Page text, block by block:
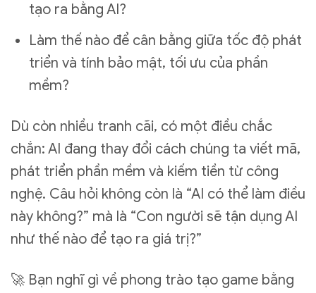
tạo ra bằng AI?
Làm thế nào để cân bằng giữa tốc độ phát
triển và tính bảo mật, tối ưu của phần
mềm?
Dù còn nhiều tranh cãi, có một điều chắc
chắn: AI đang thay đổi cách chúng ta viết mã,
phát triển phần mềm và kiếm tiền từ công
nghệ. Câu hỏi không còn là “AI có thể làm điều
này không?” mà là “Con người sẽ tận dụng AI
như thế nào để tạo ra giá trị?”
🚀 Bạn nghĩ gì về phong trào tạo game bằng